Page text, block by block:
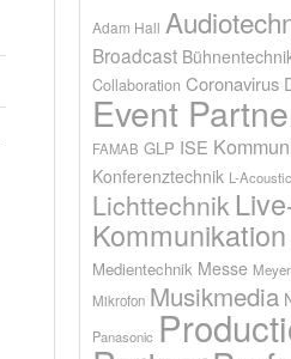
Adam Hall
Broadcast
Collaboration Coronavirus
Event
FAMAB GLP ISE
Konferenztechnik L-
Lichttechnik
Kommunikation
Medientechnik Messe
Mikrofon Musikmedia
Panasonic